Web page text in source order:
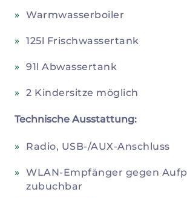
Warmwasserboiler
125l Frischwassertank
91l Abwassertank
2 Kindersitze möglich
Technische Ausstattung:
Radio, USB-/AUX-Anschluss
WLAN-Empfänger gegen
zubuchbar